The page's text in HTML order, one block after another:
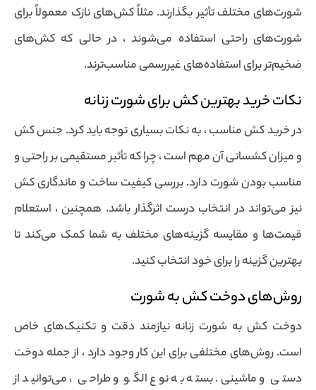
شورت‌های مختلف تأثیر بگذارند. مثلاً کش‌های نازک معمولاً برای
شورت‌های راحتی استفاده می‌شوند ، در حالی که کش‌های
ضخیم‌تر برای استفاده‌های غیررسمی مناسب‌ترند.
نکات خرید بهترین کش برای شورت زنانه
در خرید کش مناسب ، به نکات بسیاری توجه باید کرد. جنس کش
و میزان کشسانی آن مهم است ، چرا که تأثیر مستقیمی بر راحتی و
مناسب بودن شورت دارد. بررسی کیفیت ساخت و ماندگاری کش
نیز می‌تواند در انتخاب درست اثرگذار باشد. همچنین ، استعلام
قیمت‌ها و مقایسه گزینه‌های مختلف به شما کمک می‌کند تا
بهترین گزینه را برای خود انتخاب کنید.
روش‌های دوخت کش به شورت
دوخت کش به شورت زنانه نیازمند دقت و تکنیک‌های خاص
است. روش‌های مختلفی برای این کار وجود دارد ، از جمله دوخت
دستی و ماشینی. بسته به نوع الگو و طراحی ، می‌توانید از